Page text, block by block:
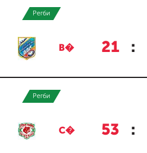
Регби
В� 21 :
Регби
С� 53 :